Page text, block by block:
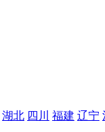
湖北 四川 福建 辽宁